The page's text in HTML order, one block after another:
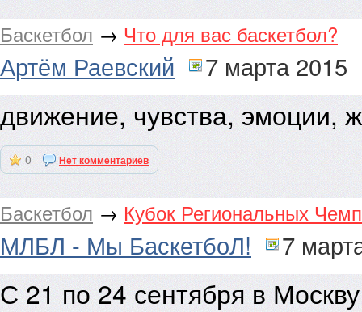
Мнение редакции не всегда совпадает с мнением авторов статей,
Заметили ошибку в тексте? Выделите её и нажмите Ctrl-Enter,
Баскетбол → Что для вас баскетбол?
Артём Раевский 7 марта 2015
движение, чувства, эмоции,
0 Нет комментариев
Баскетбол → Кубок Региональных
МЛБЛ - Мы БаскетбоЛ! 7
С 21 по 24 сентября в